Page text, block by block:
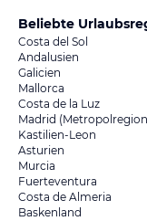
Beliebte
Costa del Sol
Andalusien
Galicien
Mallorca
Costa de la Luz
Madrid
Kastilien-Leon
Asturien
Murcia
Fuerteventura
Costa de Almeria
Baskenland